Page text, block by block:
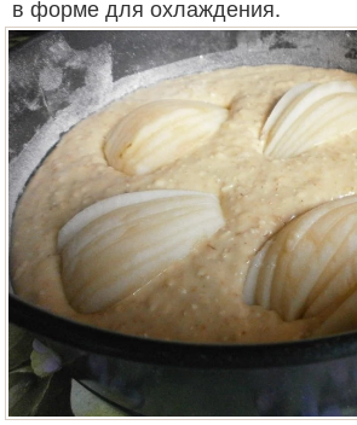
в форме для охлаждения.